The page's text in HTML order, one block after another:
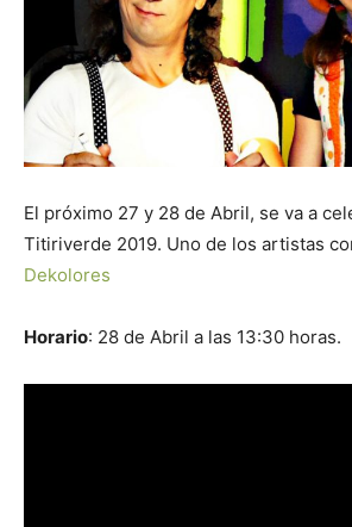
El próximo 27 y 28 de Abril, se va a
Titiriverde 2019. Uno de los artistas
Dekolores
Horario: 28 de Abril a las 13:30 horas.